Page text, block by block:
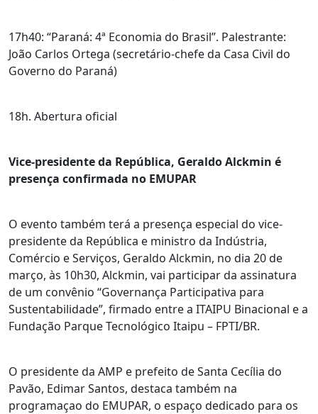
17h40: “Paraná: 4ª Economia do Brasil”. Palestrante:
João Carlos Ortega (secretário-chefe da Casa Civil do
Governo do Paraná)
18h. Abertura oficial
Vice-presidente da República, Geraldo Alckmin é
presença confirmada no EMUPAR
O evento também terá a presença especial do vice-
presidente da República e ministro da Indústria,
Comércio e Serviços, Geraldo Alckmin, no dia 20 de
março, às 10h30, Alckmin, vai participar da assinatura
de um convênio “Governança Participativa para
Sustentabilidade”, firmado entre a ITAIPU Binacional e a
Fundação Parque Tecnológico Itaipu – FPTI/BR.
O presidente da AMP e prefeito de Santa Cecília do
Pavão, Edimar Santos, destaca também na
programaçao do EMUPAR, o espaço dedicado para os